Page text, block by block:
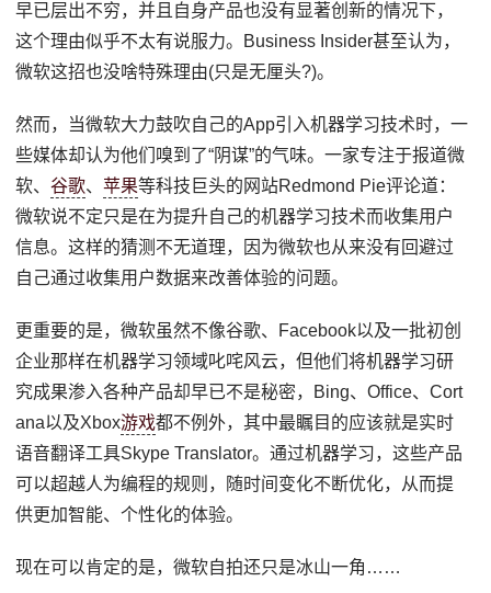
早已层出不穷，并且自身产品也没有显著创新的情况下，
这个理由似乎不太有说服力。Business Insider甚至认为，
微软这招也没啥特殊理由(只是无厘头?)。
然而，当微软大力鼓吹自己的App引入机器学习技术时，一
些媒体却认为他们嗅到了“阴谋”的气味。一家专注于报道微
软、谷歌、苹果等科技巨头的网站Redmond Pie评论道：
微软说不定只是在为提升自己的机器学习技术而收集用户
信息。这样的猜测不无道理，因为微软也从来没有回避过
自己通过收集用户数据来改善体验的问题。
更重要的是，微软虽然不像谷歌、Facebook以及一批初创
企业那样在机器学习领域叱咤风云，但他们将机器学习研
究成果渗入各种产品却早已不是秘密，Bing、Office、Cort
ana以及Xbox游戏都不例外，其中最瞩目的应该就是实时
语音翻译工具Skype Translator。通过机器学习，这些产品
可以超越人为编程的规则，随时间变化不断优化，从而提
供更加智能、个性化的体验。
现在可以肯定的是，微软自拍还只是冰山一角……